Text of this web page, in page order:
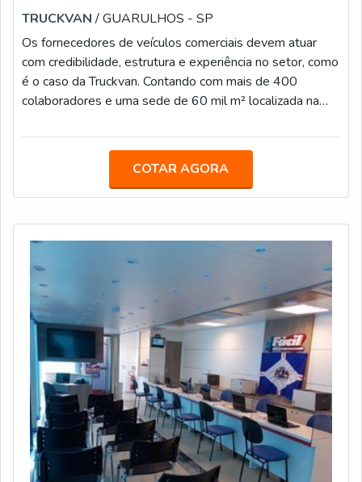
TRUCKVAN/ GUARULHOS - SP
Os fornecedores de veículos comerciais devem atuar
com credibilidade, estrutura e experiência no setor, como
é o caso da Truckvan. Contando com mais de 400
colaboradores e uma sede de 60 mil m² localizada na
Guarulhos (SP), a empresa desenvolve soluções para
DIVERSAS FUNÇÕESA Truckvan já desenvolveu
projetos itinerantes para grandes marcas, como
Motor
COTAR AGORA